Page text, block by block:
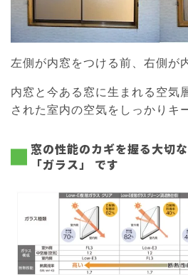
左側が内窓をつける前、右側が
内窓と今ある窓に生まれる空気
された室内の空気をしっかりキ
窓の性能のカギを握る大切
「ガラス」 です